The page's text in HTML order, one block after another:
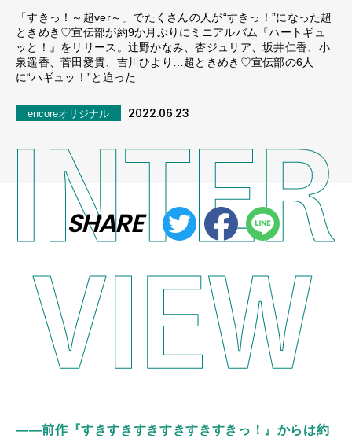
「すきっ！～超ver～」でたくさんの人が“すきっ！”になった超
ときめき♡宣伝部が約9か月ぶりにミニアルバム『ハートギュ
ッと！』をリリース。辻野かなみ、杏ジュリア、坂井仁香、小
泉遥香、菅田愛貴、吉川ひより…超ときめき♡宣伝部の6人
に“ハギュッ！”と迫った
encoreオリジナル 2022.06.23
SHARE
――前作『すきすきすきすきすきすきっ！』からは約